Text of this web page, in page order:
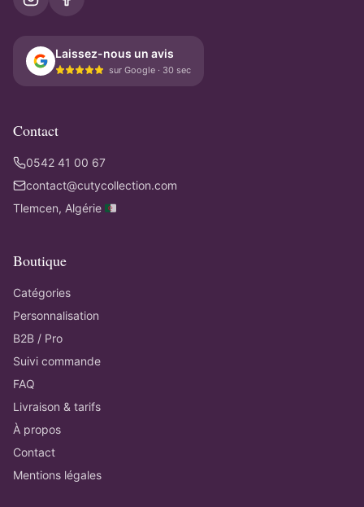
Laissez-nous un avis
sur Google · 30 sec
Contact
0542 41 00 67
contact@cutycollection.com
Tlemcen, Algérie 🇩🇿
Boutique
Catégories
Personnalisation
B2B / Pro
Suivi commande
FAQ
Livraison & tarifs
À propos
Contact
Mentions légales